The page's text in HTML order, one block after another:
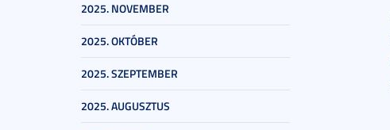
2025. NOVEMBER
2025. OKTÓBER
2025. SZEPTEMBER
2025. AUGUSZTUS